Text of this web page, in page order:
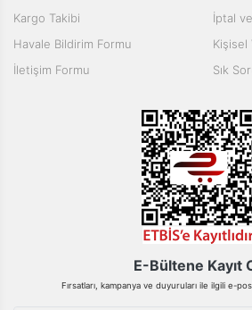
Ürün fiyatı diğer sitelerden daha pahalı.
Bu ürüne benzer farklı alternatifler olmalı.
Gönder
Kargo Takibi
Havale Bildirim Formu
İletişim Formu
İptal
Kişisel
Sık
E-Bültene Kayıt
Fırsatları, kampanya ve duyuruları ile ilgili e-